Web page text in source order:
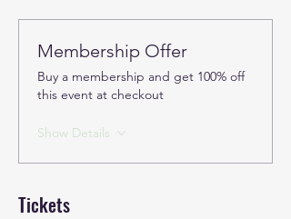
Membership Offer
Buy a membership and get 100% off
this event at checkout
Show Details
Tickets